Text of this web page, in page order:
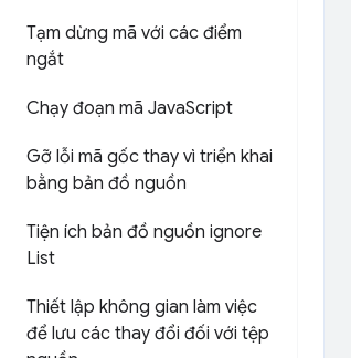
Tạm dừng mã với các điểm
ngắt
Chạy đoạn mã JavaScript
Gỡ lỗi mã gốc thay vì triển khai
bằng bản đồ nguồn
Tiện ích bản đồ nguồn ignore
List
Thiết lập không gian làm việc
để lưu các thay đổi đối với tệp